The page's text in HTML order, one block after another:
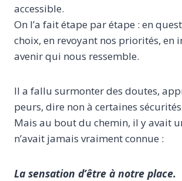
accessible.
On l’a fait étape par étape : en
choix, en revoyant nos priorités, en
avenir qui nous ressemble.
Il a fallu surmonter des doutes,
peurs, dire non à certaines
Mais au bout du chemin, il y avait
n’avait jamais vraiment connue :
La sensation d’être à notre place.